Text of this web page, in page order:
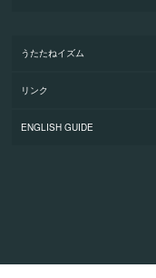
うたたねイズム
リンク
ENGLISH GUIDE